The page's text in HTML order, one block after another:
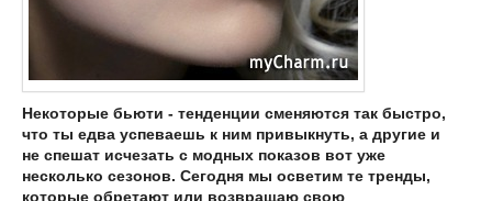
Некоторые бьюти - тенденции сменяются так быстро,
что ты едва успеваешь к ним привыкнуть, а другие и
не спешат исчезать с модных показов вот уже
несколько сезонов. Сегодня мы осветим те тренды,
которые обретают или возвращаю свою